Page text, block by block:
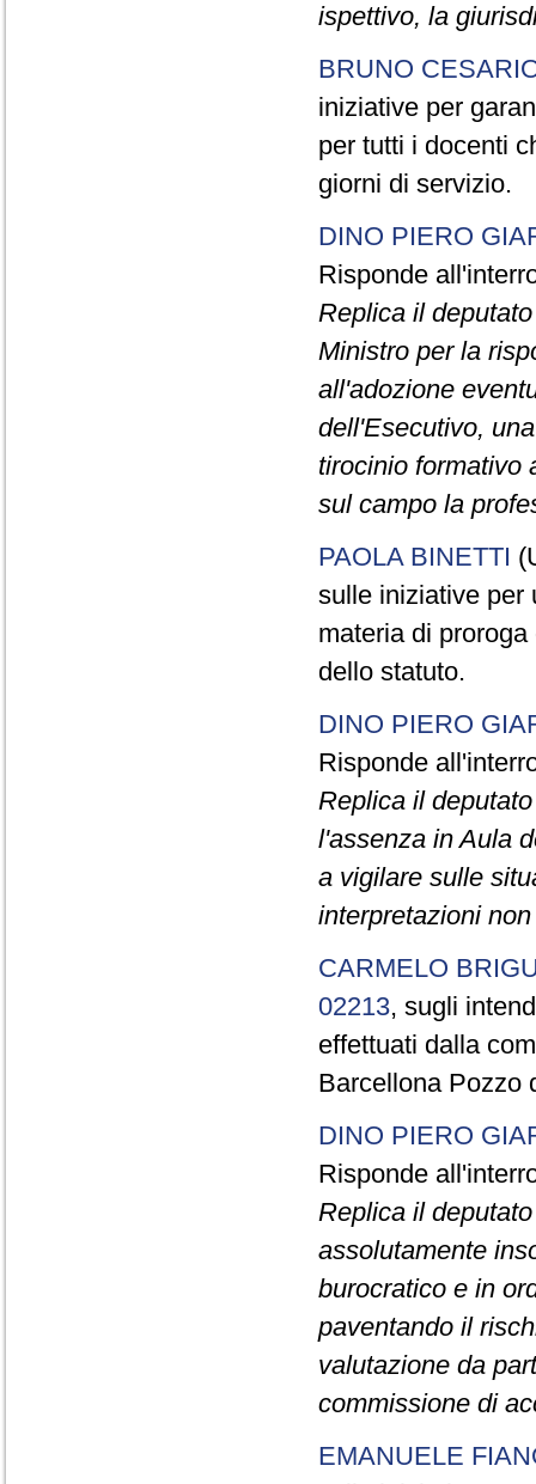
ispettivo, la
BRUNO
iniziative per
per tutti i docenti
giorni di servizio.
DINO PIERO
Risponde
Replica il
Ministro per la
all'adozione
dell'Esecutivo,
tirocinio formativo
sul campo la
PAOLA BINETTI
sulle iniziative per
materia di
dello statuto.
DINO PIERO
Risponde
Replica il
l'assenza in Aula
a vigilare sulle
interpretazioni
CARMELO
02213, sugli
effettuati dalla
Barcellona Pozzo
DINO PIERO
Risponde
Replica il
assolutamente
burocratico e in
paventando il
valutazione da
commissione di
EMANUELE